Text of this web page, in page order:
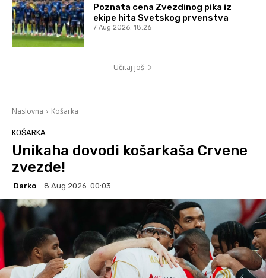
Poznata cena Zvezdinog pika iz
ekipe hita Svetskog prvenstva
7 Aug 2026. 18:26
Učitaj još